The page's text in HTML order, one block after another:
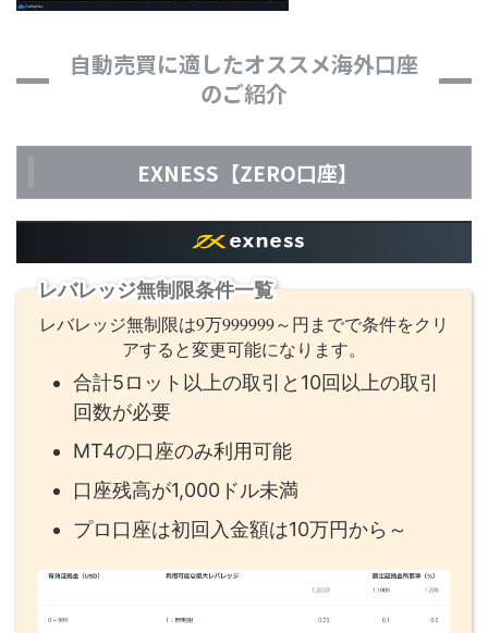
自動売買に適したオススメ海外口座
のご紹介
EXNESS【ZERO口座】
レバレッジ無制限条件一覧
レバレッジ無制限は9万999999～円までで条件をクリ
アすると変更可能になります。
合計5ロット以上の取引と10回以上の取引
回数が必要
MT4の口座のみ利用可能
口座残高が1,000ドル未満
プロ口座は初回入金額は10万円から～